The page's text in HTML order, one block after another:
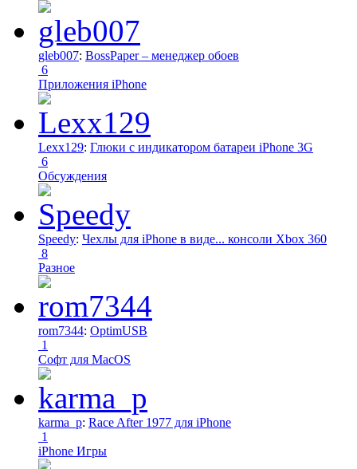
gleb007: BossPaper – менеджер обоев
6
Приложения iPhone
Lexx129: Глюки с индикатором батареи iPhone 3G
6
Обсуждения
Speedy: Чехлы для iPhone в виде... консоли Xbox 360
8
Разное
rom7344: OptimUSB
1
Софт для MacOS
karma_p: Race After 1977 для iPhone
1
iPhone Игры